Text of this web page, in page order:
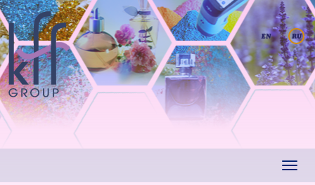
Перейти
к
основному
содержанию